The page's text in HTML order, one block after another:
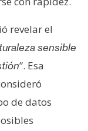
revelar el
sensible
”. Esa
de datos